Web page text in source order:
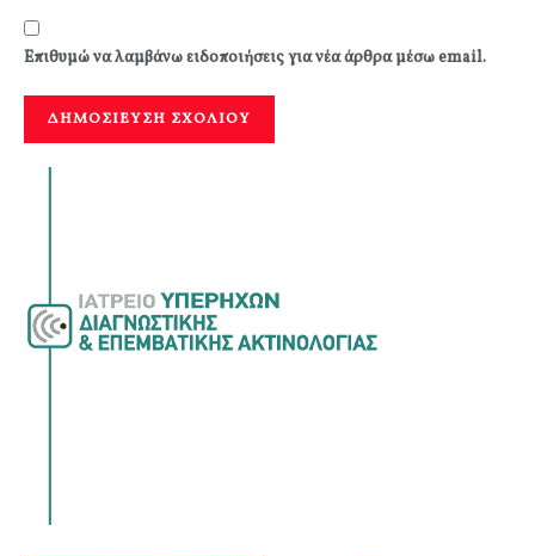
Επιθυμώ να λαμβάνω ειδοποιήσεις για νέα άρθρα μέσω email.